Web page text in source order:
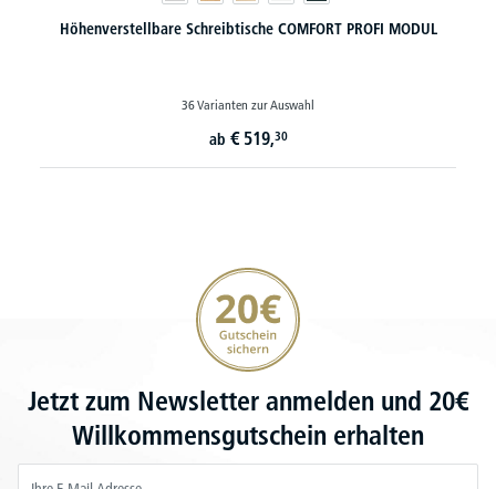
Höhenverstellbare Schreibtische COMFORT PROFI MODUL
36 Varianten zur Auswahl
ab € 519,30
20€ Gutschein sichern
Jetzt zum Newsletter anmelden und 20€
Willkommensgutschein erhalten